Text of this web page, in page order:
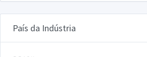
País da Indústria